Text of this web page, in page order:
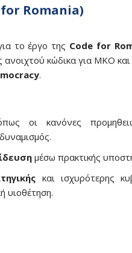
Romania)
το έργο της Code for
κώδικα για ΜΚΟ
.
οι κανόνες
μέσω πρακτικής
και ισχυρότερης
υιοθέτηση.